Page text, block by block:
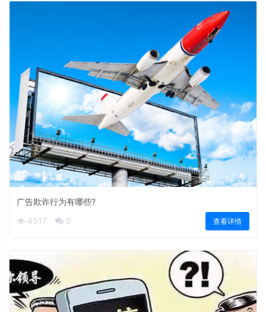
广告欺诈行为有哪些?
4517
0 查看详情